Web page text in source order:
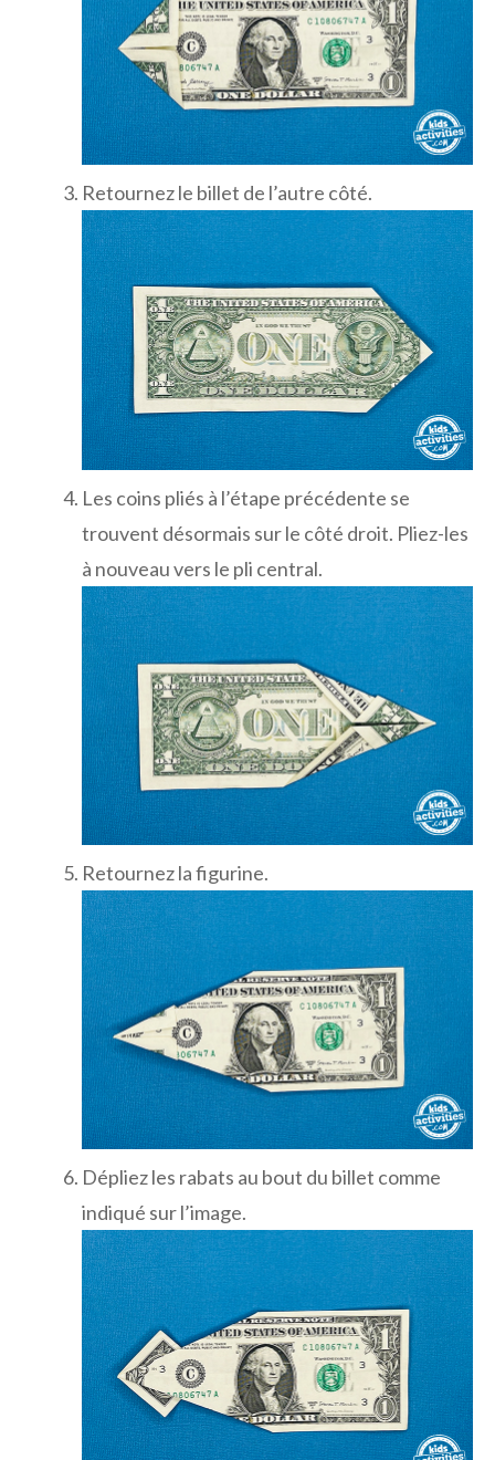
Retournez le billet de l’autre côté.
Les coins pliés à l’étape précédente se
trouvent désormais sur le côté droit. Pliez-les
à nouveau vers le pli central.
Retournez la figurine.
Dépliez les rabats au bout du billet comme
indiqué sur l’image.